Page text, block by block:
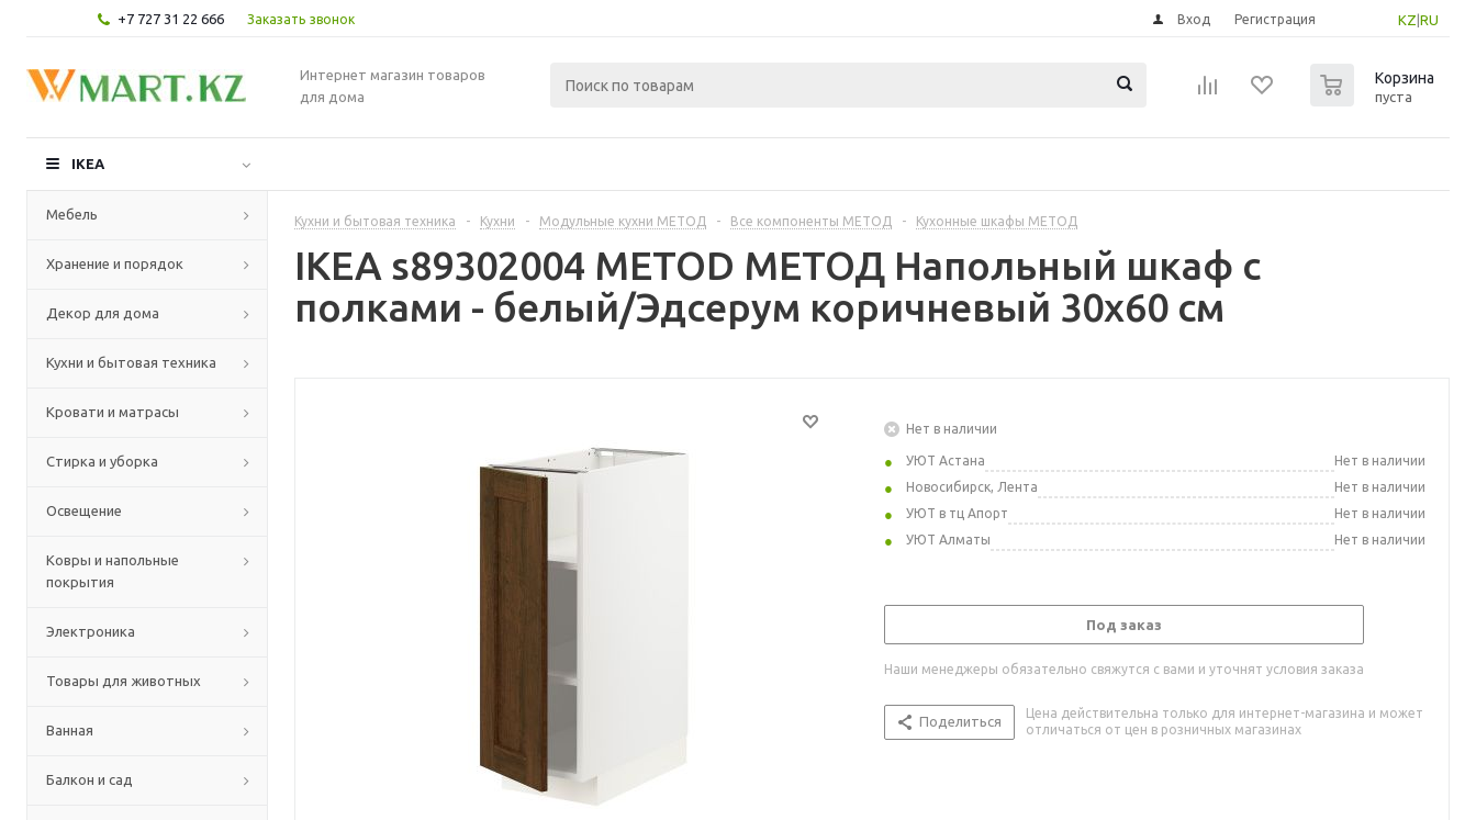
+7 727 31 22 666 Заказать звонок KZ RU
Вход Регистрация
Интернет магазин товаров
для дома
Корзина
пуста
IKEA
Мебель
Хранение и порядок
Декор для дома
Кухни и бытовая техника
Кровати и матрасы
Стирка и уборка
Освещение
Ковры и напольные
покрытия
Электроника
Товары для животных
Ванная
Балкон и сад
Кухни и бытовая техника - Кухни - Модульные кухни МЕТОД - Все компоненты МЕТОД - Кухонные шкафы МЕТОД
IKEA s89302004 METOD МЕТОД Напольный шкаф с
полками - белый/Эдсерум коричневый 30x60 см
Нет в наличии
УЮТ Астана
Нет в наличии
Новосибирск, Лента
Нет в наличии
УЮТ в тц Апорт
Нет в наличии
УЮТ Алматы
Нет в наличии
Под заказ
Наши менеджеры обязательно свяжутся с вами и уточнят условия заказа
Поделиться
Цена действительна только для интернет-магазина и может
отличаться от цен в розничных магазинах